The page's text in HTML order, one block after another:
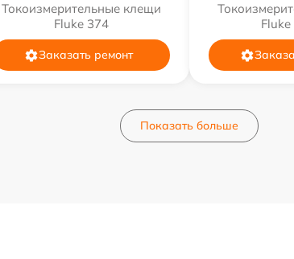
Токоизмерительные клещи
Fluke 374
Заказать ремонт
Fluke
Показать больше